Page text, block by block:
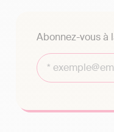
Abonnez-vous à